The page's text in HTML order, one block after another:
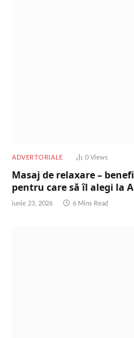
ADVERTORIALE 0 Views
Masaj de relaxare –
pentru care să îl alegi la
iunie 23, 2026 6 Mins Read